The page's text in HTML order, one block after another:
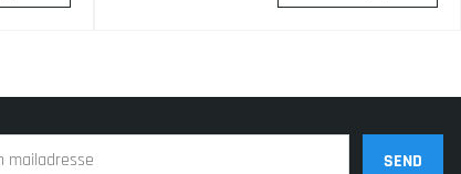
SEND